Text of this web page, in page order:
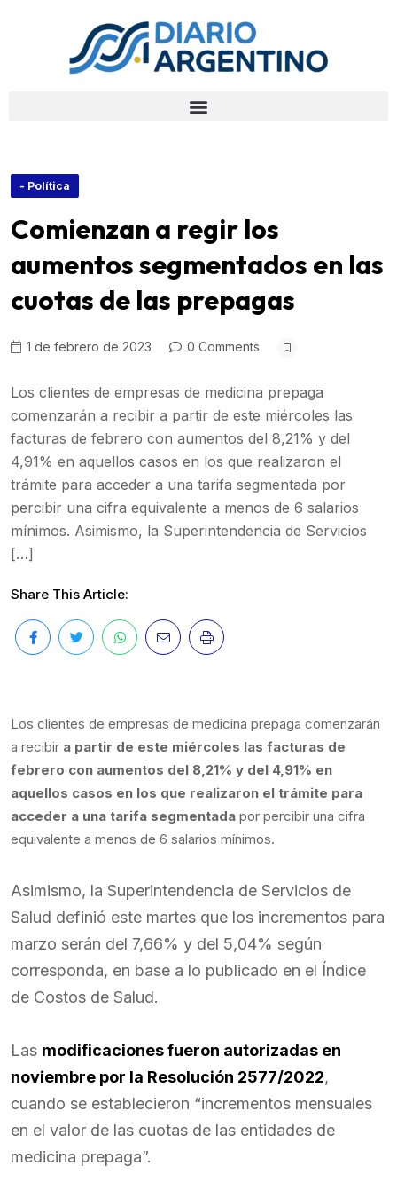
- Política
Comienzan a regir los
aumentos segmentados en las
cuotas de las prepagas
1 de febrero de 2023 0 Comments
Los clientes de empresas de medicina prepaga
comenzarán a recibir a partir de este miércoles las
facturas de febrero con aumentos del 8,21% y del
4,91% en aquellos casos en los que realizaron el
trámite para acceder a una tarifa segmentada por
percibir una cifra equivalente a menos de 6 salarios
mínimos. Asimismo, la Superintendencia de Servicios
[…]
Share This Article:
Los clientes de empresas de medicina prepaga comenzarán
a recibir a partir de este miércoles las facturas de
febrero con aumentos del 8,21% y del 4,91% en
aquellos casos en los que realizaron el trámite para
acceder a una tarifa segmentada por percibir una cifra
equivalente a menos de 6 salarios mínimos.
Asimismo, la Superintendencia de Servicios de
Salud definió este martes que los incrementos para
marzo serán del 7,66% y del 5,04% según
corresponda, en base a lo publicado en el Índice
de Costos de Salud.
Las modificaciones fueron autorizadas en
noviembre por la Resolución 2577/2022,
cuando se establecieron “incrementos mensuales
en el valor de las cuotas de las entidades de
medicina prepaga”.